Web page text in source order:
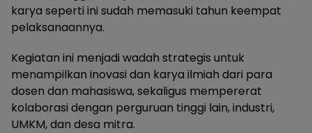
karya seperti ini sudah memasuki tahun keempat
pelaksanaannya.
Kegiatan ini menjadi wadah strategis untuk
menampilkan inovasi dan karya ilmiah dari para
dosen dan mahasiswa, sekaligus mempererat
kolaborasi dengan perguruan tinggi lain, industri,
UMKM, dan desa mitra.